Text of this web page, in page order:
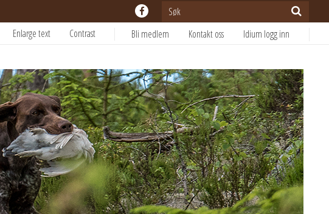
Enlarge text Contrast Bli medlem Kontakt oss Idium logg inn